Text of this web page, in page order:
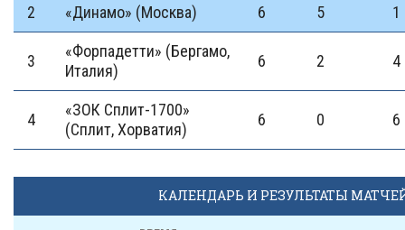
2 «Динамо» (Москва) 6 5 1
3
«Форпадетти» (Бергамо,
Италия)
6 2 4
4
«ЗОК Сплит-1700»
(Сплит, Хорватия)
6 0 6
КАЛЕНДАРЬ И РЕЗУЛЬТАТЫ